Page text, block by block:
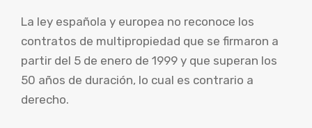
La ley española y europea no reconoce los
contratos de multipropiedad que se firmaron a
partir del 5 de enero de 1999 y que superan los
50 años de duración, lo cual es contrario a
derecho.